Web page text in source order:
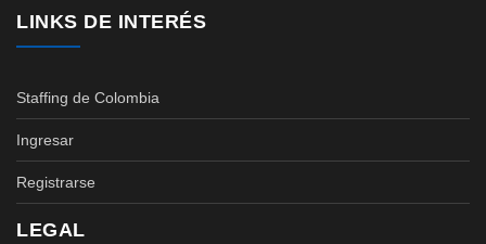
LINKS DE INTERÉS
Staffing de Colombia
Ingresar
Registrarse
LEGAL